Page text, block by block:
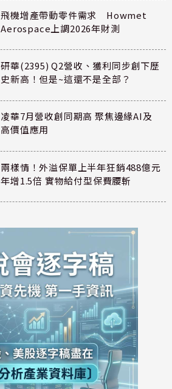
飛機增產帶動零件需求 Howmet
Aerospace上調2026年財測
研華(2395) Q2營收、獲利同步創下歷
史新高！但是~這還不是全部？
凌華7月營收創同期高 聚焦邊緣AI及
高價值應用
兩樣情！外溢保單上半年狂銷488億元
年增1.5倍 實物給付型保費腰斬